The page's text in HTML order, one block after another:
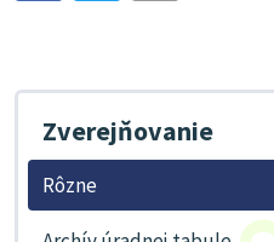
Zverejňovanie
Rôzne